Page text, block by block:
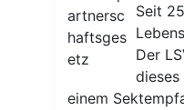
Seit
Der
einem